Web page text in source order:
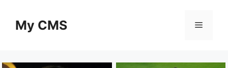
contentMy CMS Menu